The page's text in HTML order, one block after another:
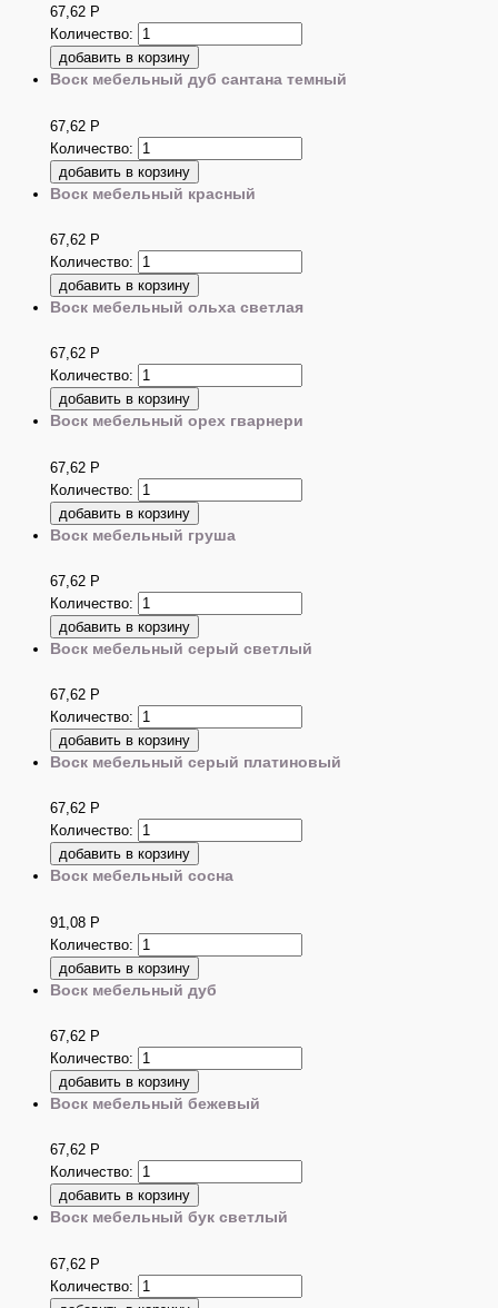
67,62 Р
Количество:
Воск мебельный дуб сантана темный
67,62 Р
Количество:
Воск мебельный красный
67,62 Р
Количество:
Воск мебельный ольха светлая
67,62 Р
Количество:
Воск мебельный орех гварнери
67,62 Р
Количество:
Воск мебельный груша
67,62 Р
Количество:
Воск мебельный серый светлый
67,62 Р
Количество:
Воск мебельный серый платиновый
67,62 Р
Количество:
Воск мебельный сосна
91,08 Р
Количество:
Воск мебельный дуб
67,62 Р
Количество:
Воск мебельный бежевый
67,62 Р
Количество:
Воск мебельный бук светлый
67,62 Р
Количество: